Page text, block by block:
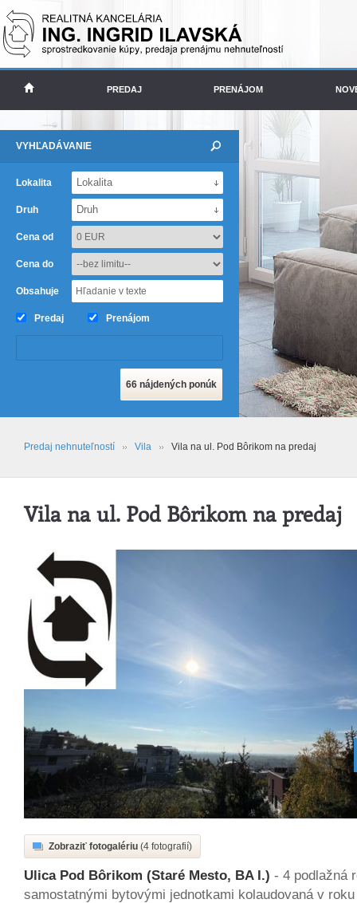
Predaj nehnuteľností Vila Vila na ul. Pod Bôrikom na predaj
Vila na ul. Pod Bôrikom na predaj
Zobraziť fotogalériu (4 fotografií)
Ulica Pod Bôrikom (Staré Mesto, BA I.) - 4 podlažná
samostatnými bytovými jednotkami kolaudovaná v
PREDAJ PRENÁJOM
VYHĽADÁVANIE
Lokalita Lokalita
Druh Druh
Cena od
Cena do
Obsahuje
Predaj Prenájom